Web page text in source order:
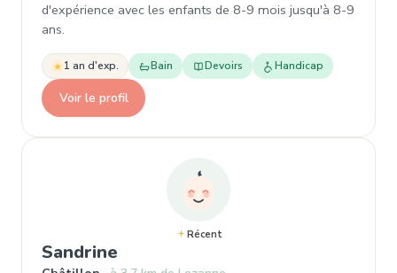
d'expérience avec les enfants de 8-9 mois jusqu'à 8-9
ans.
1 an d'exp. Bain Devoirs Handicap
Voir le profil
Récent
Sandrine